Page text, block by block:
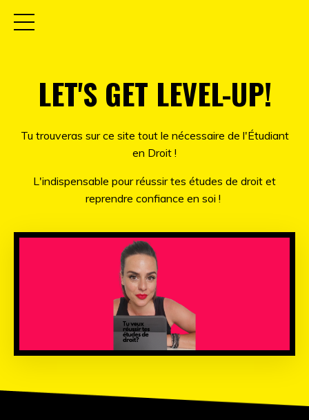
LET'S GET LEVEL-UP!
Tu trouveras sur ce site tout le nécessaire de l'Étudiant
en Droit !
L'indispensable pour réussir tes études de droit et
reprendre confiance en soi !